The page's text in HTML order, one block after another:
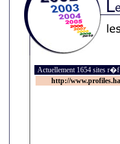
Actuellement 1654 sites
http://